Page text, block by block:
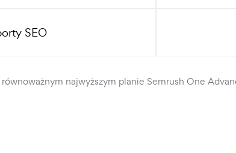
SEO
równoważnym najwyższym planie Semrush One